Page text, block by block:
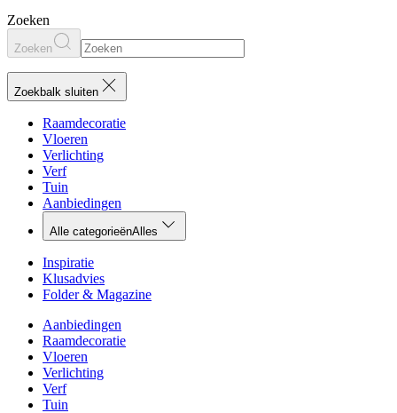
Zoeken
Zoeken
Zoekbalk sluiten
Raamdecoratie
Vloeren
Verlichting
Verf
Tuin
Aanbiedingen
Alle categorieënAlles
Inspiratie
Klusadvies
Folder & Magazine
Aanbiedingen
Raamdecoratie
Vloeren
Verlichting
Verf
Tuin